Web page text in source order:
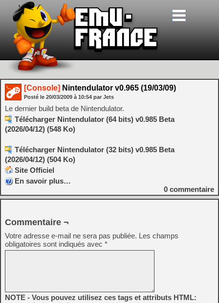
[Console] Nintendulator v0.965 (19/03/09)
Posté le 20/03/2009 à 10:54 par Jets
Le dernier build beta de Nintendulator.
Télécharger Nintendulator (64 bits) v0.985 Beta
(2026/04/12) (548 Ko)
Télécharger Nintendulator (32 bits) v0.985 Beta
(2026/04/12) (504 Ko)
Site Officiel
En savoir plus…
0 commentaire
Commentaire ¬
Votre adresse e-mail ne sera pas publiée. Les champs
obligatoires sont indiqués avec *
NOTE - Vous pouvez utilisez ces tags et attributs HTML: